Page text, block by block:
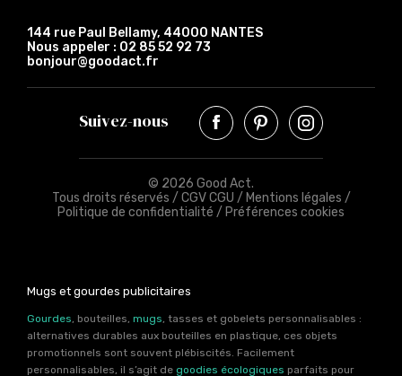
144 rue Paul Bellamy, 44000 NANTES
Nous appeler : 02 85 52 92 73
bonjour@goodact.fr
Suivez-nous
© 2026 Good Act.
Tous droits réservés / CGV CGU / Mentions légales /
Politique de confidentialité / Préférences cookies
Mugs et gourdes publicitaires
Gourdes , bouteilles, mugs , tasses et gobelets personnalisables :
alternatives durables aux bouteilles en plastique, ces objets
promotionnels sont souvent plébiscités. Facilement
personnalisables, il s’agit de goodies écologiques parfaits pour